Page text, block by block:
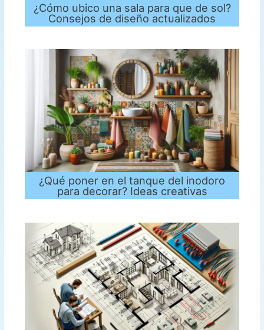
¿Cómo ubico una sala para que de sol?
Consejos de diseño actualizados
¿Qué poner en el tanque del inodoro
para decorar? Ideas creativas